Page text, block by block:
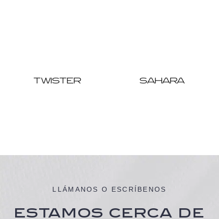
TWISTER SAHARA
LLÁMANOS O ESCRÍBENOS
ESTAMOS CERCA DE